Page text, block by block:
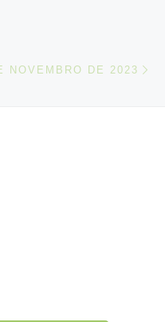
NOVEMBRO DE 2023